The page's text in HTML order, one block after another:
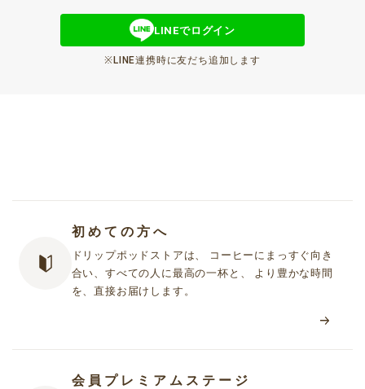
LINEでログイン
※LINE連携時に友だち追加します
初めての方へ
ドリップポッドストアは、 コーヒーにまっすぐ向き
合い、すべての人に最高の一杯と、 より豊かな時間
を、直接お届けします。
会員プレミアムステージ